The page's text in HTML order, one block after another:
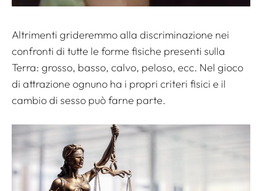
Altrimenti grideremmo alla discriminazione nei
confronti di tutte le forme fisiche presenti sulla
Terra: grosso, basso, calvo, peloso, ecc. Nel gioco
di attrazione ognuno ha i propri criteri fisici e il
cambio di sesso può farne parte.